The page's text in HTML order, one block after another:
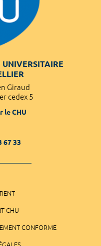
UNIVERSITAIRE
Giraud
cedex 5
le CHU
67 33
CHU
CONFORME